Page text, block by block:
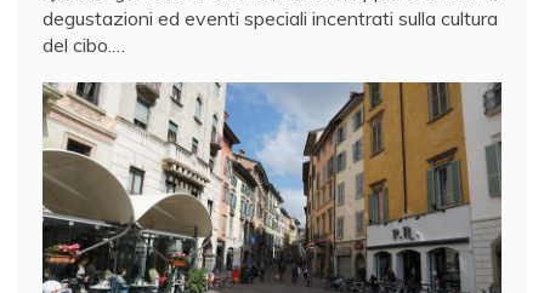
degustazioni ed eventi speciali incentrati sulla cultura
del cibo.…